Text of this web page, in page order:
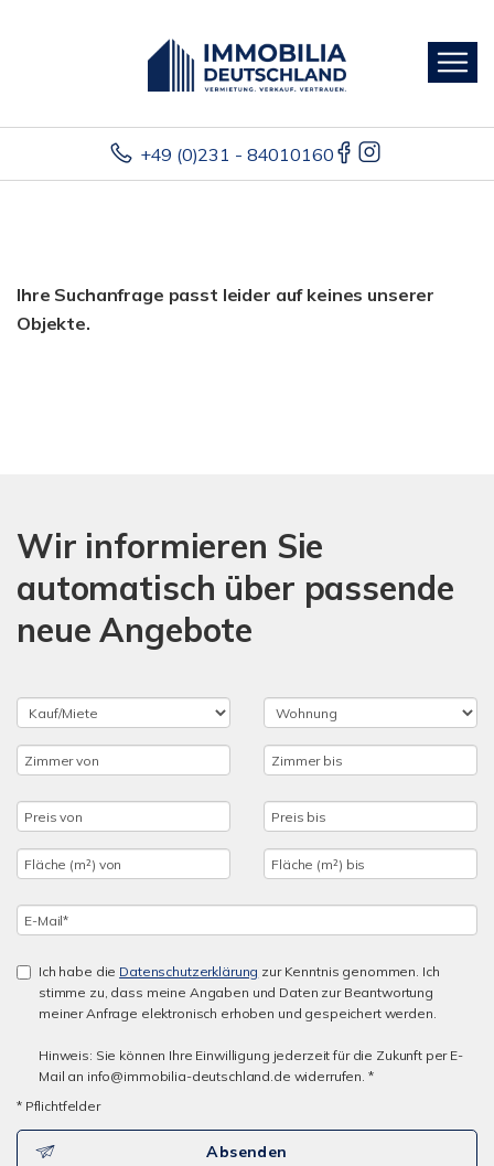
+49 (0)231 - 84010160
Ihre Suchanfrage passt leider auf keines unserer
Objekte.
Wir informieren Sie
automatisch über passende
neue Angebote
Ich habe die Datenschutzerklärung zur Kenntnis genommen. Ich
stimme zu, dass meine Angaben und Daten zur Beantwortung
meiner Anfrage elektronisch erhoben und gespeichert werden.
Hinweis: Sie können Ihre Einwilligung jederzeit für die Zukunft per E-
Mail an info@immobilia-deutschland.de widerrufen. *
* Pflichtfelder
Absenden